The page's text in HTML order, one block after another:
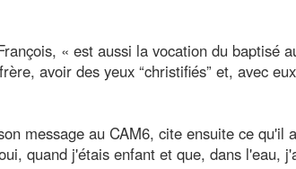
« est aussi la vocation du baptisé
avoir des yeux “christifiés” et, avec
message au CAM6, cite ensuite ce
quand j'étais enfant et que, dans l'eau,